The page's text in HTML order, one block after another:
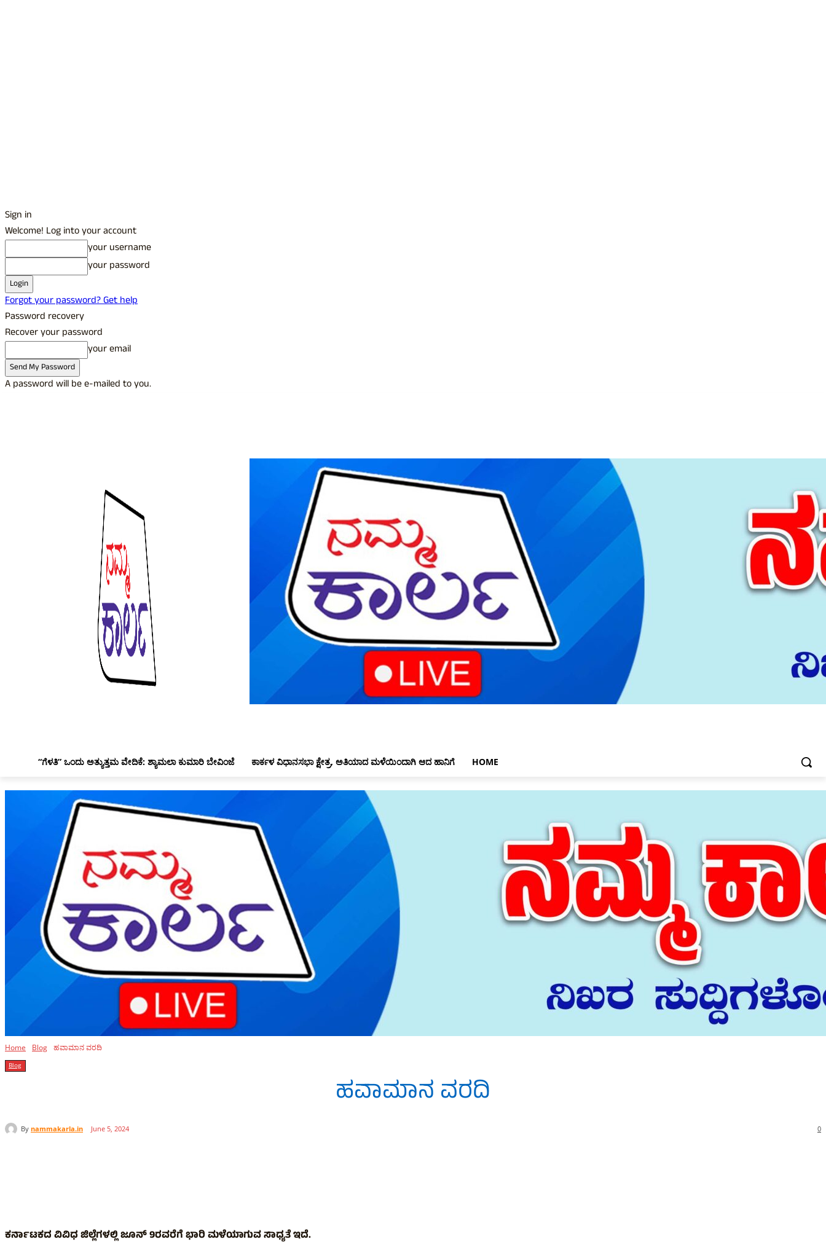
Sign in
Welcome! Log into your account
your username
your password
Forgot your password? Get help
Password recovery
Recover your password
your email
A password will be e-mailed to you.
“ಗೆಳತಿ” ಒಂದು ಅತ್ಯುತ್ತಮ ವೇದಿಕೆ: ಶ್ಯಾಮಲಾ ಕುಮಾರಿ ಬೇವಿಂಜೆ ಕಾರ್ಕಳ ವಿಧಾನಸಭಾ ಕ್ಷೇತ್ರ, ಅತಿಯಾದ ಮಳೆಯಿಂದಾಗಿ ಆದ ಹಾನಿಗೆ HOME
Home Blog ಹವಾಮಾನ ವರದಿ
Blog
ಹವಾಮಾನ ವರದಿ
By nammakarla.in June 5, 2024 0
ಕರ್ನಾಟಕದ ವಿವಿಧ ಜಿಲ್ಲೆಗಳಲ್ಲಿ ಜೂನ್ 9ರವರೆಗೆ ಭಾರಿ ಮಳೆಯಾಗುವ ಸಾಧ್ಯತೆ ಇದೆ.